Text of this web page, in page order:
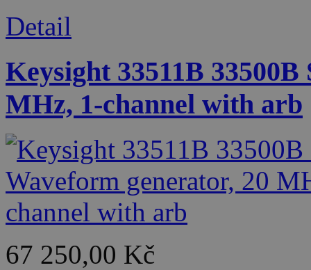
Detail
Keysight 33511B
MHz, 1-channel with arb
67 250,00 Kč